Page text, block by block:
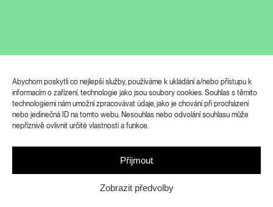
Abychom poskytli co nejlepší služby, používáme k ukládání a/nebo přístupu k
informacím o zařízení, technologie jako jsou soubory cookies. Souhlas s těmito
technologiemi nám umožní zpracovávat údaje, jako je chování při procházení
nebo jedinečná ID na tomto webu. Nesouhlas nebo odvolání souhlasu může
nepříznivě ovlivnit určité vlastnosti a funkce.
Přijmout
Zobrazit předvolby
5. 9. 16:00 Výstavu lze navštívit
zdarma během workshopu EDUcare /